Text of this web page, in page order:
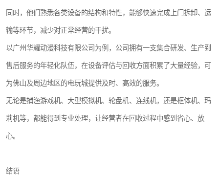
同时，他们熟悉各类设备的结构和特性，能够快速完成上门拆卸、运
输等环节，减少对正常经营的干扰。
以广州华耀动漫科技有限公司为例，公司拥有一支集合研发、生产到
售后服务的年轻化队伍，在设备评估与回收方面积累了大量经验，可
为佛山及周边地区的电玩城提供及时、高效的服务。
无论是捕渔游戏机、大型模拟机、轮盘机、连线机，还是框体机、玛
莉机等，都能得到专业处理，让经营者在回收过程中感到省心、放
心。
结语